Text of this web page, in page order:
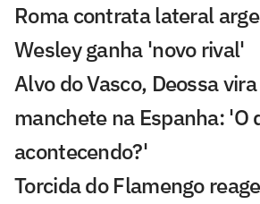
Roma contrata lateral
Wesley ganha 'novo rival'
Alvo do Vasco, Deossa
manchete na Espanha: 'O
acontecendo?'
Torcida do Flamengo